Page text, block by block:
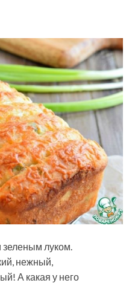
луком.
нежный,
А какая у него